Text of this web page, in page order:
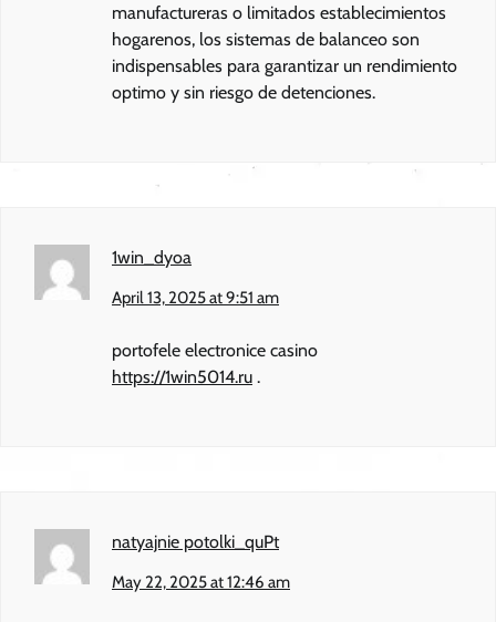
manufactureras o limitados establecimientos
hogarenos, los sistemas de balanceo son
indispensables para garantizar un rendimiento
optimo y sin riesgo de detenciones.
1win_dyoa
April 13, 2025 at 9:51 am
portofele electronice casino
https://1win5014.ru .
natyajnie potolki_quPt
May 22, 2025 at 12:46 am